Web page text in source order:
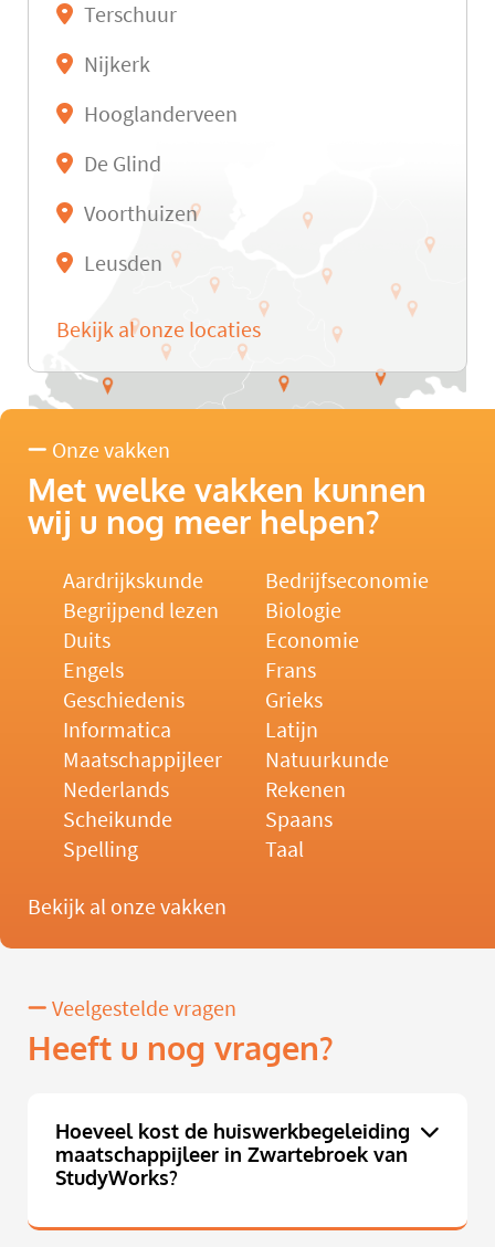
Terschuur
Nijkerk
Hooglanderveen
De Glind
Voorthuizen
Leusden
Bekijk al onze locaties
Onze vakken
Met welke vakken kunnen
wij u nog meer helpen?
Aardrijkskunde
Bedrijfseconomie
Begrijpend lezen
Biologie
Duits
Economie
Engels
Frans
Geschiedenis
Grieks
Informatica
Latijn
Maatschappijleer
Natuurkunde
Nederlands
Rekenen
Scheikunde
Spaans
Spelling
Taal
Bekijk al onze vakken
Veelgestelde vragen
Heeft u nog vragen?
Hoeveel kost de huiswerkbegeleiding
maatschappijleer in Zwartebroek van
StudyWorks?